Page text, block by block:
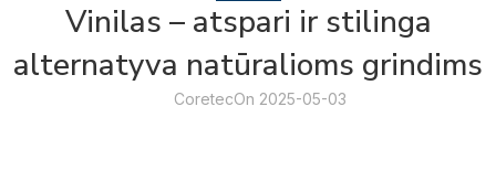
Vinilas – atspari ir stilinga
alternatyva natūralioms grindims
CoretecOn 2025-05-03